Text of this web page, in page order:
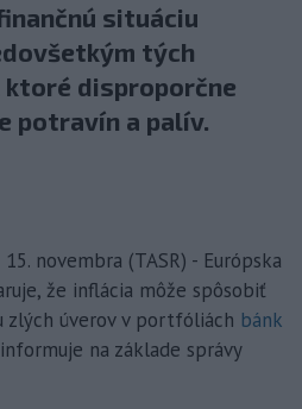
situáciu
tých
ktoré disproporčne
potravín a palív.
novembra (TASR) - Európska
že inflácia môže spôsobiť
zlých úverov v portfóliách bánk
na základe správy